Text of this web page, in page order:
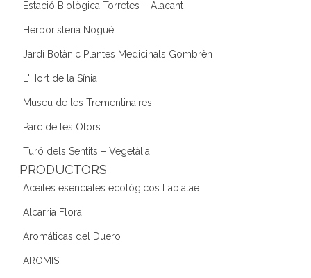
Estació Biològica Torretes – Alacant
Herboristeria Nogué
Jardí Botànic Plantes Medicinals Gombrèn
L'Hort de la Sínia
Museu de les Trementinaires
Parc de les Olors
Turó dels Sentits – Vegetàlia
PRODUCTORS
Aceites esenciales ecológicos Labiatae
Alcarria Flora
Aromáticas del Duero
AROMIS